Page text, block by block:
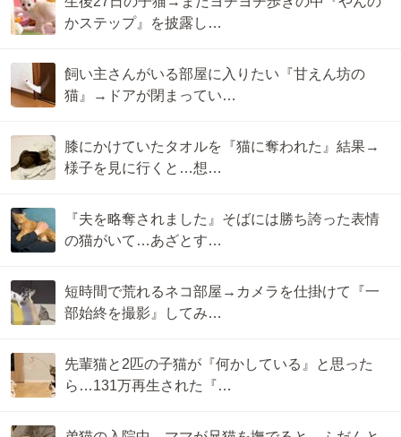
かステップ』を披露し…
飼い主さんがいる部屋に入りたい『甘えん坊の
猫』→ドアが閉まってい…
膝にかけていたタオルを『猫に奪われた』結果→
様子を見に行くと…想…
『夫を略奪されました』そばには勝ち誇った表情
の猫がいて…あざとす…
短時間で荒れるネコ部屋→カメラを仕掛けて『一
部始終を撮影』してみ…
先輩猫と2匹の子猫が『何かしている』と思った
ら…131万再生された『…